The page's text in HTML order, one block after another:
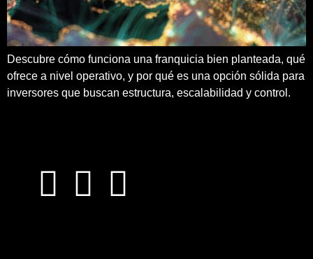
Descubre cómo funciona una franquicia bien planteada, qué
ofrece a nivel operativo, y por qué es una opción sólida para
inversores que buscan estructura, escalabilidad y control.
Pídenos más información sobre nuestras clases o